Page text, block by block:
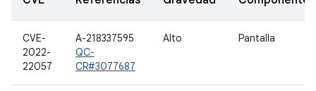
CVE-
2022-
22057
A-218337595
QC-
CR#3077687
Alto Pantalla